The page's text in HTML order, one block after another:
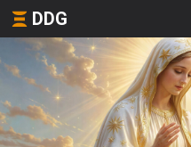
DDG